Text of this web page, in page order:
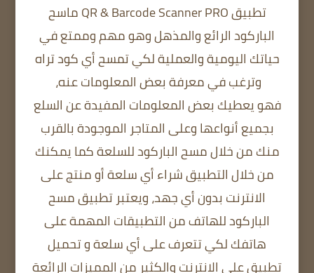
تطبيق QR & Barcode Scanner PRO ماسح
الباركود الرائع والمذهل وهو مهم وممتع في
حياتك اليومية والعملية لكي تمسح أي كود تراه
وترغب في معرفة بعض المعلومات عنه،
فهو يعطيك بعض المعلومات المفيدة عن السلع
بجميع أنواعها وعلى المتاجر الموجودة بالقرب
منك من خلال مسح الباركود للسلعة كما يمكنك
من خلال التطبيق شراء أي سلعة أو منتج على
الانترنت بدون أي جهد،ويعتبر تطبيق مسح
الباركود للهاتف من التطبيقات المهمة على
هاتفك لكي تتعرف على أي سلعة و تحميل
تطبيق على الانترنت والكثير من المميزات الرائعة